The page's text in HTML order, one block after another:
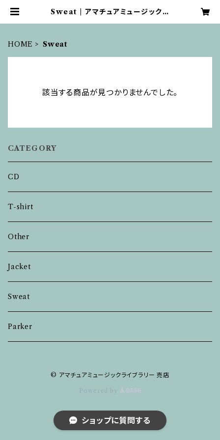
Sweat | アマチュアミュージックラ
HOME Sweat
該当する商品が見つかりませんでした。
CATEGORY
CD
T-shirt
Other
Jacket
Sweat
Parker
© アマチュアミュージックライブラリー 売店
Powered by
ショップに質問する